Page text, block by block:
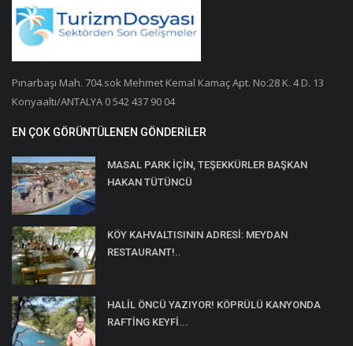
Pınarbaşı Mah. 704.sok Mehmet Kemal Kamaç Apt. No:28 K. 4 D. 13
Konyaaltı/ANTALYA 0 542 437 90 04
EN ÇOK GÖRÜNTÜLENEN GÖNDERILER
MASAL PARK İÇİN, TEŞEKKÜRLER BAŞKAN
HAKAN TÜTÜNCÜ
KÖY KAHVALTISININ ADRESİ: MEYDAN
RESTAURANT!..
HALİL ÖNCÜ YAZIYOR! KÖPRÜLÜ KANYONDA
RAFTİNG KEYFİ...